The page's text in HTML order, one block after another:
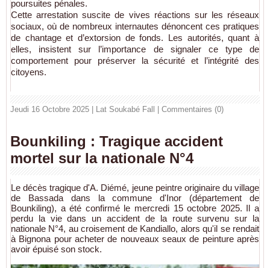
poursuites pénales.
Cette arrestation suscite de vives réactions sur les réseaux
sociaux, où de nombreux internautes dénoncent ces pratiques
de chantage et d’extorsion de fonds. Les autorités, quant à
elles, insistent sur l’importance de signaler ce type de
comportement pour préserver la sécurité et l’intégrité des
citoyens.
Jeudi 16 Octobre 2025 | Lat Soukabé Fall Commentaires (0)
Bounkiling : Tragique accident
mortel sur la nationale N°4
Le décès tragique d'A. Diémé, jeune peintre originaire du village
de Bassada dans la commune d'Inor (département de
Bounkiling), a été confirmé le mercredi 15 octobre 2025. Il a
perdu la vie dans un accident de la route survenu sur la
nationale N°4, au croisement de Kandiallo, alors qu'il se rendait
à Bignona pour acheter de nouveaux seaux de peinture après
avoir épuisé son stock.